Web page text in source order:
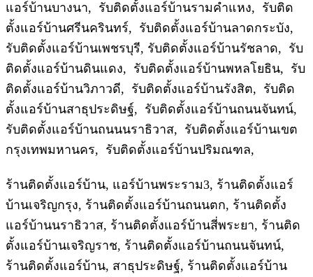
แอร์บ้านบางนา, รับติดตั้งแอร์บ้านรามคําแหง, รับติด
ตั้งแอร์บ้านศรีนครินทร์, รับติดตั้งแอร์บ้านลาดกระบัง,
รับติดตั้งแอร์บ้านเพชรบุรี, รับติดตั้งแอร์บ้านรัชลาด, รับ
ติดตั้งแอร์บ้านดินแดง, รับติดตั้งแอร์บ้านพหลโยธิน, รับ
ติดตั้งแอร์บ้านวิภาวดี, รับติดตั้งแอร์บ้านรังสิต, รับติด
ตั้งแอร์บ้านสาธุประดิษฐ์, รับติดตั้งแอร์บ้านถนนจันทน์,
รับติดตั้งแอร์บ้านถนนนราธิวาส, รับติดตั้งแอร์บ้านเขต
กรุงเทพมหานคร, รับติดตั้งแอร์บ้านปริมณฑล,
ร้านติดตั้งแอร์บ้าน, แอร์บ้านพระราม3, ร้านติดตั้งแอร์
บ้านเจริญกรุง, ร้านติดตั้งแอร์บ้านถนนตก, ร้านติดตั้ง
แอร์บ้านนราธิวาส, ร้านติดตั้งแอร์บ้านสี่พระยา, ร้านติด
ตั้งแอร์บ้านเจริญราช, ร้านติดตั้งแอร์บ้านถนนจันทน์,
ร้านติดตั้งแอร์บ้าน, สาธุประดิษฐ์, ร้านติดตั้งแอร์บ้าน